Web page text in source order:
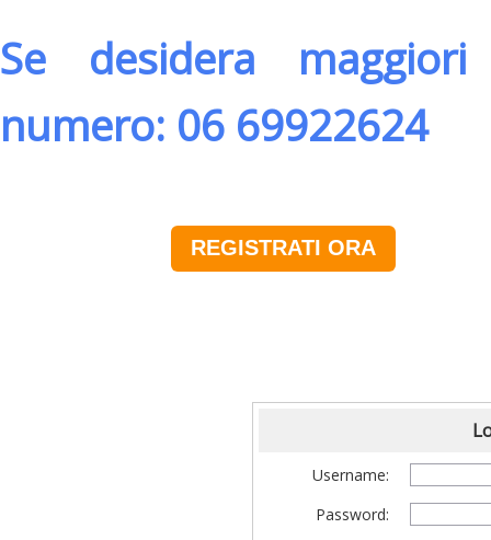
Se desidera
numero: 06 69922624
REGISTRATI ORA
Username:
Password: